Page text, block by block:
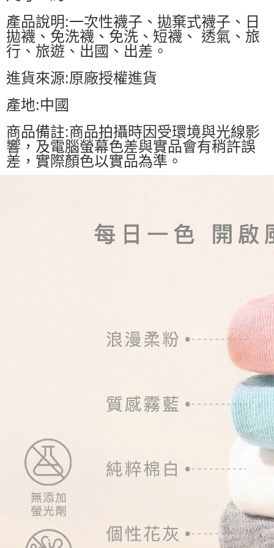
產品說明:一次性襪子、拋棄式襪子、日
拋襪、免洗襪、免洗、短襪、 透氣、旅
行、旅遊、出國、出差。
進貨來源:原廠授權進貨
產地:中國
商品備註:商品拍攝時因受環境與光線影
響，及電腦螢幕色差與實品會有稍許誤
差，實際顏色以實品為準。